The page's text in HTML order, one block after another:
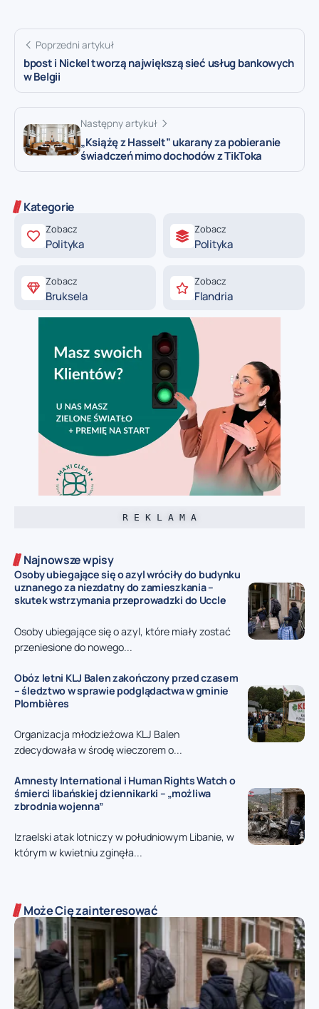
Poprzedni artykuł
bpost i Nickel tworzą największą sieć usług bankowych
w Belgii
Następny artykuł
„Książę z Hasselt” ukarany za pobieranie
świadczeń mimo dochodów z TikToka
Kategorie
Zobacz
Polityka
Zobacz
Polityka
Zobacz
Bruksela
Zobacz
Flandria
R E K L A M A
Najnowsze wpisy
Osoby ubiegające się o azyl wróciły do budynku
uznanego za niezdatny do zamieszkania –
skutek wstrzymania przeprowadzki do Uccle
Osoby ubiegające się o azyl, które miały zostać
przeniesione do nowego...
Obóz letni KLJ Balen zakończony przed czasem
– śledztwo w sprawie podglądactwa w gminie
Plombières
Organizacja młodzieżowa KLJ Balen
zdecydowała w środę wieczorem o...
Amnesty International i Human Rights Watch o
śmierci libańskiej dziennikarki – „możliwa
zbrodnia wojenna”
Izraelski atak lotniczy w południowym Libanie, w
którym w kwietniu zginęła...
Może Cię zainteresować